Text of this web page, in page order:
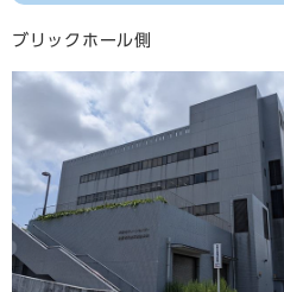
ブリックホール側